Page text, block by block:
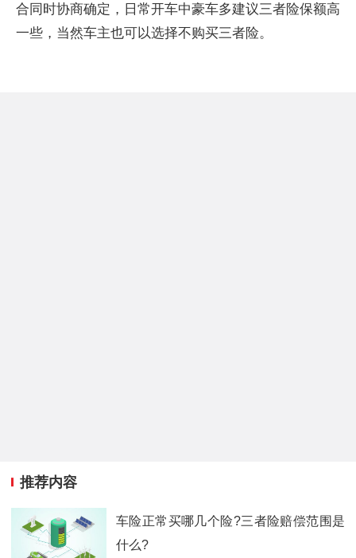
合同时协商确定，日常开车中豪车多建议三者险保额高
一些，当然车主也可以选择不购买三者险。
推荐内容
车险正常买哪几个险?三者险赔偿范围是
什么?